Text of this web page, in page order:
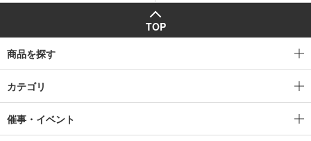
TOP
商品を探す
カテゴリ
催事・イベント